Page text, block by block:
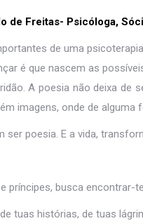
de Freitas- Psicóloga,
de uma
é que nascem as
A poesia não deixa de
imagens, onde de
ser poesia. E a vida,
príncipes, busca encontrar-
tuas histórias, de tuas